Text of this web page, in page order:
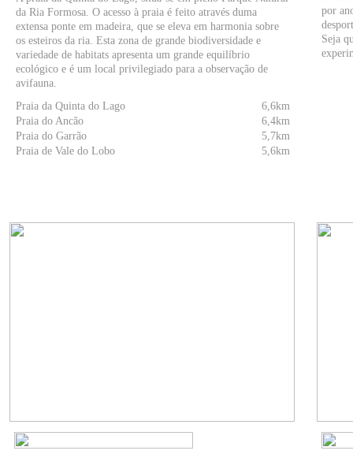
da Ria Formosa. O acesso à praia é feito através duma
extensa ponte em madeira, que se eleva em harmonia sobre
os esteiros da ria. Esta zona de grande biodiversidade e
variedade de habitats apresenta um grande equilíbrio
ecológico e é um local privilegiado para a observação de
avifauna.
Praia da Quinta do Lago
6,6km
Praia do Ancão
6,4km
Praia do Garrão
5,7km
Praia de Vale do Lobo
5,6km
por
Seja